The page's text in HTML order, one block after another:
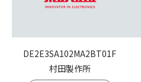
DE2E3SA102MA2BT01F
村田製作所